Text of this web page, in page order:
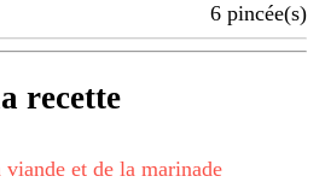
6 pincée(s)
recette
et de la marinade